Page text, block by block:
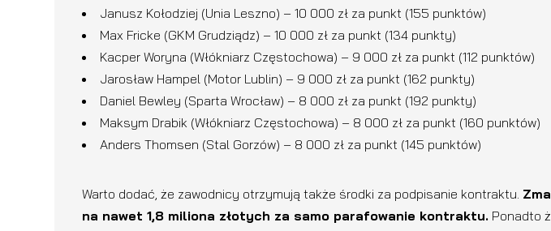
Janusz Kołodziej (Unia Leszno) – 10 000 zł za punkt (155 punktów)
Max Fricke (GKM Grudziądz) – 10 000 zł za punkt (134 punkty)
Kacper Woryna (Włókniarz Częstochowa) – 9 000 zł za punkt (112 punktów)
Jarosław Hampel (Motor Lublin) – 9 000 zł za punkt (162 punkty)
Daniel Bewley (Sparta Wrocław) – 8 000 zł za punkt (192 punkty)
Maksym Drabik (Włókniarz Częstochowa) – 8 000 zł za punkt (160 punktów)
Anders Thomsen (Stal Gorzów) – 8 000 zł za punkt (145 punktów)
Warto dodać, że zawodnicy otrzymują także środki za podpisanie kontraktu.
na nawet 1,8 miliona złotych za samo parafowanie kontraktu. Ponadto